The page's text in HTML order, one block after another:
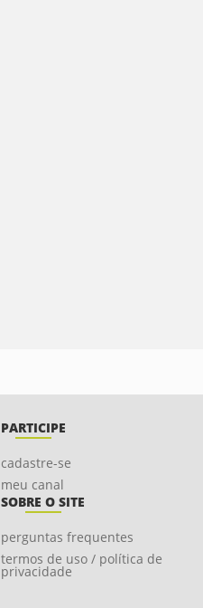
PARTICIPE
cadastre-se
meu canal
SOBRE O SITE
perguntas frequentes
termos de uso / política de
privacidade